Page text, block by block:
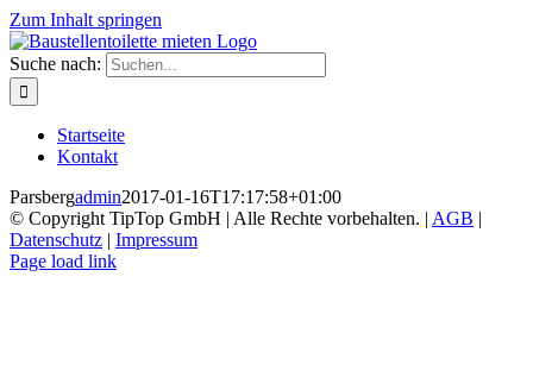
Zum Inhalt springen
Suche nach:
Startseite
Kontakt
Parsbergadmin2017-01-16T17:17:58+01:00
© Copyright TipTop GmbH | Alle Rechte vorbehalten. | AGB |
Datenschutz | Impressum
Page load link